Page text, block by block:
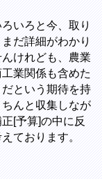
いろと今、取り
だ詳細がわかり
けれども、農業
業関係も含めた
という期待を持
んと収集しなが
[予算]の中に反
ております。